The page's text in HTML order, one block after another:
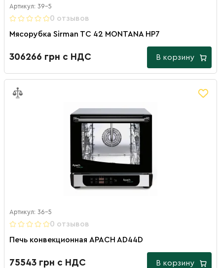
Артикул: 39-5
0 отзывов
Мясорубка Sirman TC 42 MONTANA HP7
306266 грн с НДС В корзину
Артикул: 36-5
0 отзывов
Печь конвекционная APACH AD44D
75543 грн с НДС В корзину